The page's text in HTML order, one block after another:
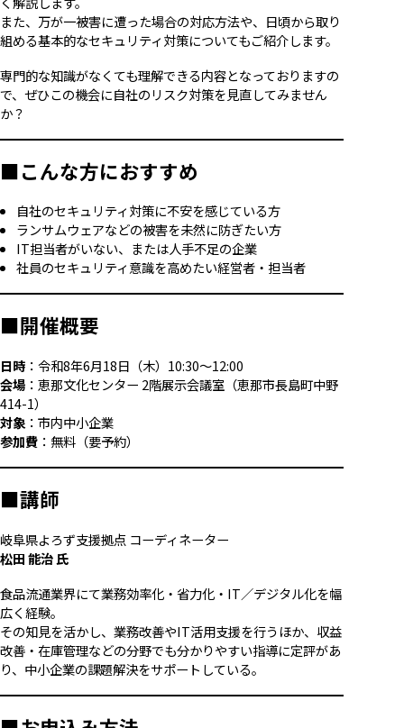
また、万が一被害に遭った場合の対応方法や、日頃から取り
組める基本的なセキュリティ対策についてもご紹介します。
専門的な知識がなくても理解できる内容となっておりますの
で、ぜひこの機会に自社のリスク対策を見直してみません
か？
■こんな方におすすめ
自社のセキュリティ対策に不安を感じている方
ランサムウェアなどの被害を未然に防ぎたい方
IT担当者がいない、または人手不足の企業
社員のセキュリティ意識を高めたい経営者・担当者
■開催概要
日時 ：令和8年6月18日（木）10:30～12:00
会場 ：恵那文化センター 2階展示会議室（恵那市長島町中野
414-1）
対象 ：市内中小企業
参加費 ：無料（要予約）
■講師
岐阜県よろず支援拠点 コーディネーター
松田 能治 氏
食品流通業界にて業務効率化・省力化・IT／デジタル化を幅
広く経験。
その知見を活かし、業務改善やIT活用支援を行うほか、収益
改善・在庫管理などの分野でも分かりやすい指導に定評があ
り、中小企業の課題解決をサポートしている。